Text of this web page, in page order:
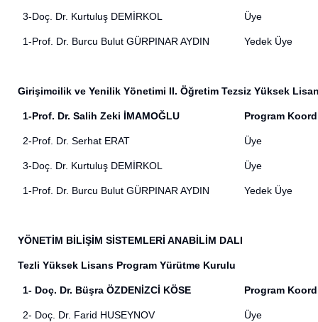
3-Doç. Dr. Kurtuluş DEMİRKOL Üye
1-Prof. Dr. Burcu Bulut GÜRPINAR AYDIN Yedek Üye
Girişimcilik ve Yenilik Yönetimi II. Öğretim Tezsiz Yüksek
1-Prof. Dr. Salih Zeki İMAMOĞLU Program
2-Prof. Dr. Serhat ERAT Üye
3-Doç. Dr. Kurtuluş DEMİRKOL Üye
1-Prof. Dr. Burcu Bulut GÜRPINAR AYDIN Yedek Üye
YÖNETİM BİLİŞİM SİSTEMLERİ ANABİLİM DALI
Tezli Yüksek Lisans Program Yürütme Kurulu
1- Doç. Dr. Büşra ÖZDENİZCİ KÖSE Program
2- Doç. Dr. Farid HUSEYNOV Üye